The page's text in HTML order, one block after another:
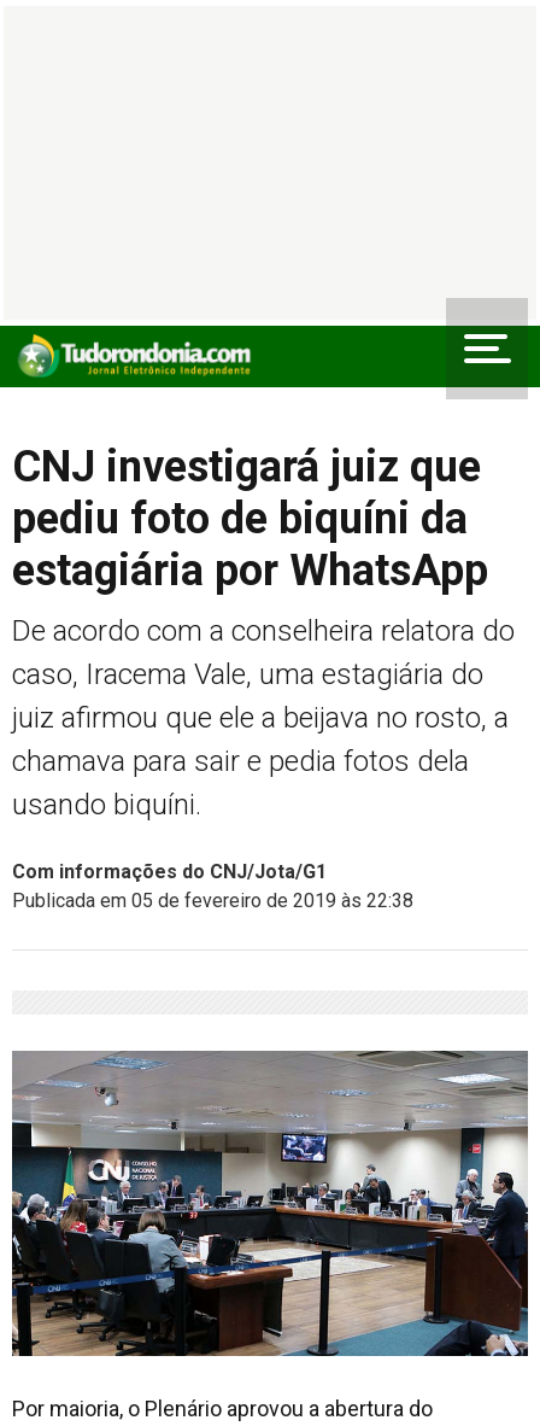
CNJ investigará juiz que
pediu foto de biquíni da
estagiária por WhatsApp
De acordo com a conselheira relatora do
caso, Iracema Vale, uma estagiária do
juiz afirmou que ele a beijava no rosto, a
chamava para sair e pedia fotos dela
usando biquíni.
Com informações do CNJ/Jota/G1
Publicada em 05 de fevereiro de 2019 às 22:38
Por maioria, o Plenário aprovou a abertura do